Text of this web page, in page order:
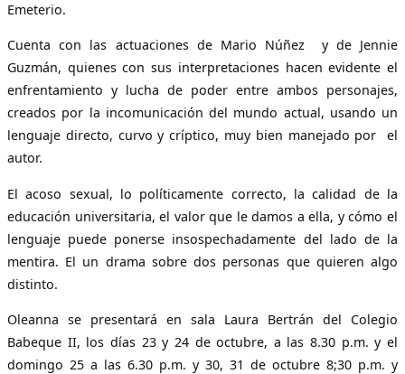
Emeterio.
Cuenta con las actuaciones de Mario Núñez y de Jennie
Guzmán, quienes con sus interpretaciones hacen evidente el
enfrentamiento y lucha de poder entre ambos personajes,
creados por la incomunicación del mundo actual, usando un
lenguaje directo, curvo y críptico, muy bien manejado por el
autor.
El acoso sexual, lo políticamente correcto, la calidad de la
educación universitaria, el valor que le damos a ella, y cómo el
lenguaje puede ponerse insospechadamente del lado de la
mentira. El un drama sobre dos personas que quieren algo
distinto.
Oleanna se presentará en sala Laura Bertrán del Colegio
Babeque II, los días 23 y 24 de octubre, a las 8.30 p.m. y el
domingo 25 a las 6.30 p.m. y 30, 31 de octubre 8;30 p.m. y